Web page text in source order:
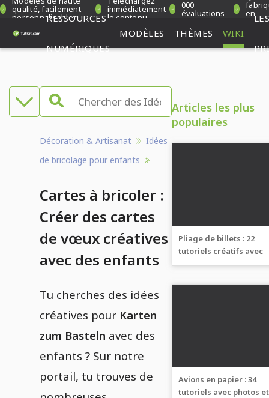
qualité, facilement
personnalisables
immédiatement
le contenu
000
évaluations en
RESSOURCES
NUMÉRIQUES
MODÈLES THÈMES WIKI
LES
Articles les plus
populaires
Pliage de billets : 22
tutoriels créatifs avec
vidéo
Avions en papier : 34
tutoriels avec photos et
Décoration & Artisanat
Idées
de bricolage pour enfants
Cartes à bricoler :
Créer des cartes
de vœux créatives
avec des enfants
Tu cherches des idées
créatives pour Karten
zum Basteln avec des
enfants ? Sur notre
portail, tu trouves de